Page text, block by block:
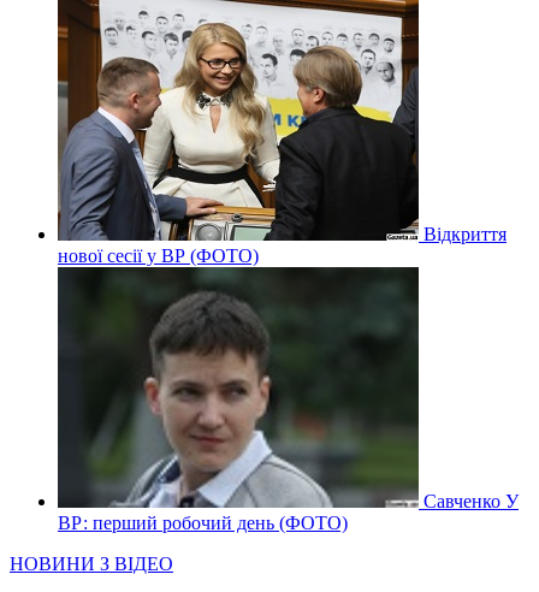
Відкриття
нової сесії у ВР (ФОТО)
Савченко У
ВР: перший робочий день (ФОТО)
НОВИНИ З ВІДЕО